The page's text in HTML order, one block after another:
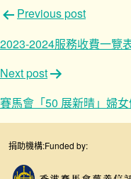
文
章
導
覽
Previous post
2023-2024服務收費一覽
Next post
賽馬會「50 展新晴」婦
捐助機構:Funded by: